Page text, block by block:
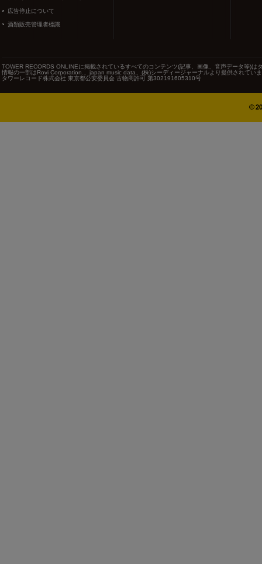
広告停止について
酒類販売管理者標識
TOWER RECORDS ONLINEに掲載されているすべてのコンテンツ(記事、画像、音声データ等)
情報の一部はRovi Corporation.、japan music data、(株)シーディージャーナルより提供されてい
タワーレコード株式会社 東京都公安委員会 古物商許可 第302191605310号